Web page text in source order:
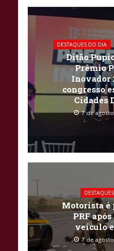
DESTAQUES DO DIA
Ditão
Prêmio
Inovador
congresso
Cidades
7 de
Motorista é
PRF
veículo
7 de